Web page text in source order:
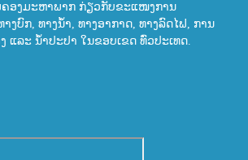
ອງມະຫາພາກ ກ່ຽວກັບຂະແໜງການ
ງບົກ, ທາງນ້ຳ, ທາງອາກາດ, ທາງລົດໄຟ, ການ
ແລະ ນ້ຳປະປາ ໃນຂອບເຂດ ທົ່ວປະເທດ.